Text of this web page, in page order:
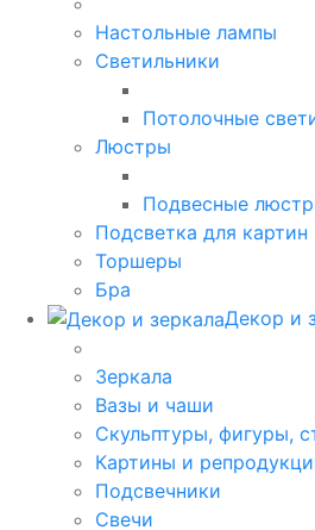
Настольные лампы
Светильники
Потолочные
Люстры
Подвесные
Подсветка для картин
Торшеры
Бра
Декор и
Зеркала
Вазы и чаши
Скульптуры, фигуры,
Картины и
Подсвечники
Свечи